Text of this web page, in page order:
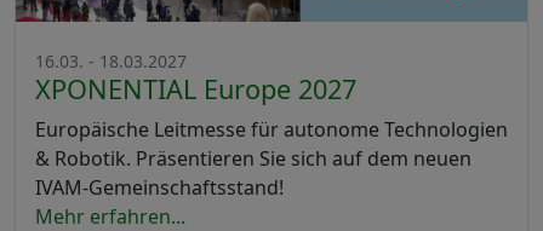
16.03. - 18.03.2027
XPONENTIAL Europe 2027
Europäische Leitmesse für autonome Technologien
& Robotik. Präsentieren Sie sich auf dem neuen
IVAM-Gemeinschaftsstand!
Mehr erfahren...